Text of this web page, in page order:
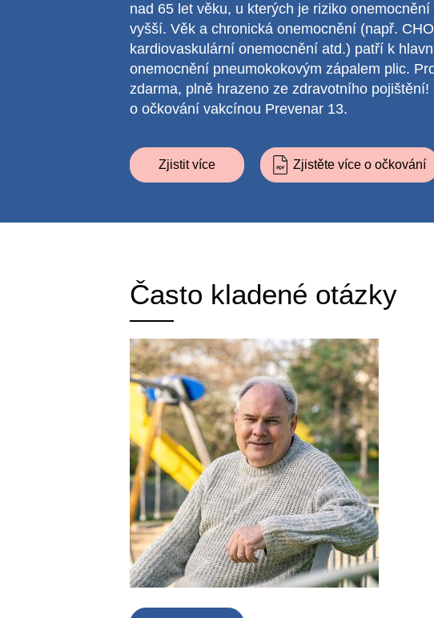
nad 65 let věku, u kterých je riziko
vyšší. Věk a chronická onemocnění (např.
kardiovaskulární onemocnění atd.) patří k
onemocnění pneumokokovým zápalem plic.
zdarma, plně hrazeno ze zdravotního
o očkování vakcínou Prevenar 13.
Zjistit více Zjistěte více o očkování
Často kladené otázky